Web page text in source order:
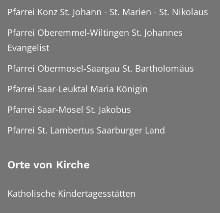
Pfarrei Konz St. Johann - St. Marien - St. Nikolaus
Pfarrei Oberemmel-Wiltingen St. Johannes
Evangelist
Pfarrei Obermosel-Saargau St. Bartholomäus
Pfarrei Saar-Leuktal Maria Königin
Pfarrei Saar-Mosel St. Jakobus
Pfarrei St. Lambertus Saarburger Land
Orte von Kirche
Katholische Kindertagesstätten